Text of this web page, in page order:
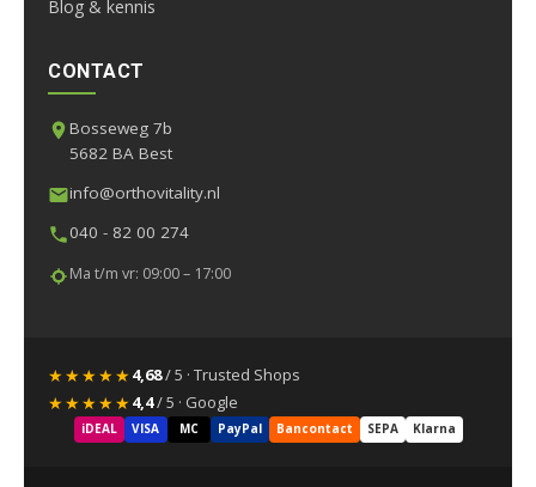
Blog & kennis
CONTACT
Bosseweg 7b
5682 BA Best
info@orthovitality.nl
040 - 82 00 274
Ma t/m vr: 09:00 – 17:00
★★★★★4,68/ 5 · Trusted Shops
★★★★★4,4/ 5 · Google
iDEAL VISA MC PayPal Bancontact SEPA Klarna